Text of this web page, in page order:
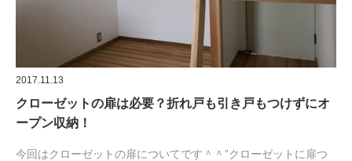
2017.11.13
クローゼットの扉は必要？折れ戸も引き戸もつけずにオ
ープン収納！
今回はクローゼットの扉についてです＾＾”クローゼットに扉つ